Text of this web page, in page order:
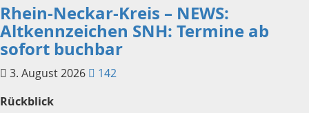
Rhein-Neckar-Kreis – NEWS:
Altkennzeichen SNH: Termine ab
sofort buchbar
3. August 2026
142
Rückblick